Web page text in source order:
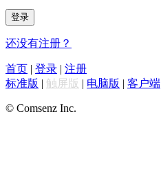
登录
还没有注册？
首页 | 登录 | 注册
标准版 | 触屏版 | 电脑版 | 客户端
© Comsenz Inc.